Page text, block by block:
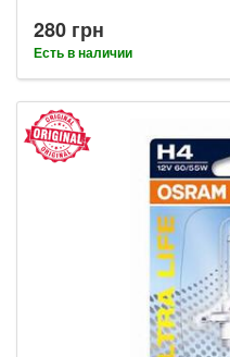
280 грн
Есть в наличии